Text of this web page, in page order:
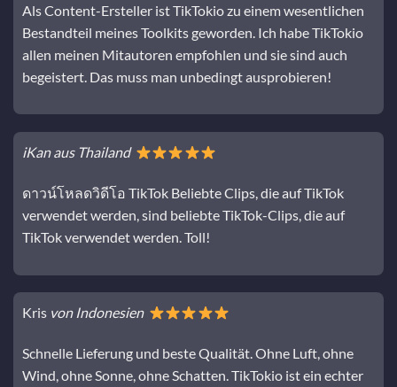
Als Content-Ersteller ist TikTokio zu einem wesentlichen
Bestandteil meines Toolkits geworden. Ich habe TikTokio
allen meinen Mitautoren empfohlen und sie sind auch
begeistert. Das muss man unbedingt ausprobieren!
iKan aus Thailand
ดาวน์โหลดวิดีโอ TikTok Beliebte Clips, die auf TikTok
verwendet werden, sind beliebte TikTok-Clips, die auf
TikTok verwendet werden. Toll!
Krisvon Indonesien
Schnelle Lieferung und beste Qualität. Ohne Luft, ohne
Wind, ohne Sonne, ohne Schatten. TikTokio ist ein echter